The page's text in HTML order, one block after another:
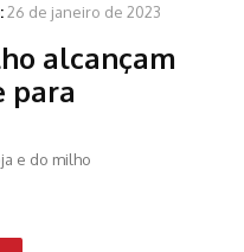
26 de janeiro de 2023
alcançam
para
e do milho